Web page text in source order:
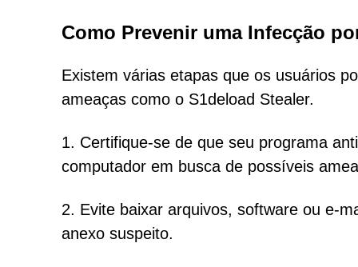
Como Prevenir uma Infecção
Existem várias etapas que os usuários
ameaças como o S1deload Stealer.
1. Certifique-se de que seu programa
computador em busca de possíveis
2. Evite baixar arquivos, software ou e-
anexo suspeito.